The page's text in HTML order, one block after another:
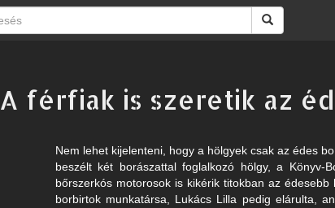
A férfiak is szeretik az
Nem lehet kijelenteni, hogy a hölgyek csak az édes
beszélt két borászattal foglalkozó hölgy, a Könyv-
bőrszerkós motorosok is kikérik titokban az
borbirtok munkatársa, Lukács Lilla pedig elárulta,